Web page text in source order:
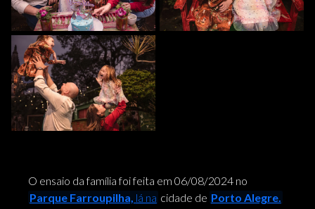
O ensaio da família foi feita em 06/08/2024 no
Parque Farroupilha, lá na cidade de Porto Alegre.